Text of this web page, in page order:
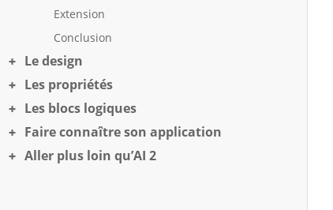
Extension
Conclusion
Le design
Les propriétés
Les blocs logiques
Faire connaître son application
Aller plus loin qu’AI 2